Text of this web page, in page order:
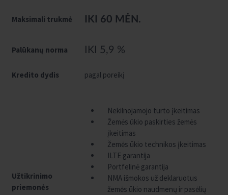
Maksimali trukmė IKI 60 MĖN.
Palūkanų norma IKI 5,9 %
Kredito dydis pagal poreikį
Užtikrinimo
priemonės
Nekilnojamojo turto įkeitimas
Žemės ūkio paskirties žemės
įkeitimas
Žemės ūkio technikos įkeitimas
ILTE garantija
Portfelinė garantija
NMA išmokos už deklaruotus
žemės ūkio naudmenų ir pasėlių